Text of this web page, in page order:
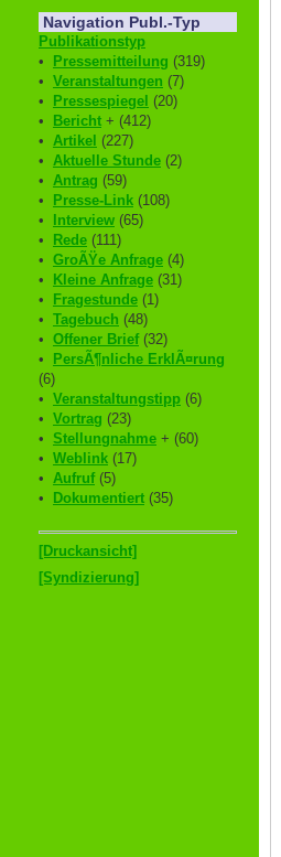
Navigation Publ.-Typ
Publikationstyp
•
Pressemitteilung (319)
• Veranstaltungen (7)
•
Pressespiegel (20)
•
Bericht + (412)
• Artikel (227)
• Aktuelle Stunde (2)
• Antrag (59)
•
Presse-Link (108)
•
Interview (65)
•
Rede (111)
• GroÃŸe Anfrage (4)
•
Kleine Anfrage (31)
•
Fragestunde (1)
• Tagebuch (48)
• Offener Brief(32)
•
PersÃ¶nliche ErklÃ¤rung
(6)
• Veranstaltungstipp (6)
• Vortrag (23)
• Stellungnahme + (60)
• Weblink (17)
• Aufruf(5)
•
Dokumentiert (35)
[Druckansicht]
[Syndizierung]